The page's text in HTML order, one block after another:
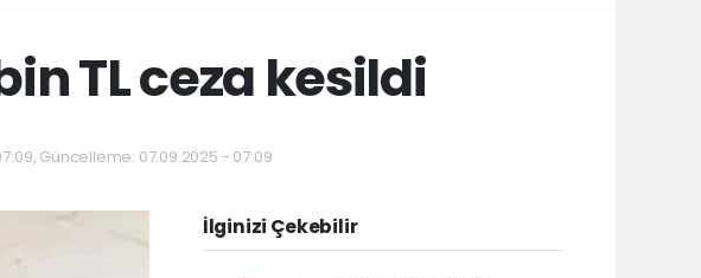
TL ceza kesildi
Güncelleme: 07.09.2025 - 07:09
İlginizi Çekebilir